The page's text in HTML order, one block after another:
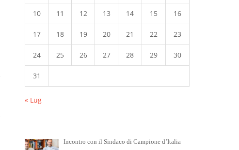
10 11 12 13 14 15 16
17 18 19 20 21 22 23
24 25 26 27 28 29 30
31
« Lug
Incontro con il Sindaco di Campione d’Italia